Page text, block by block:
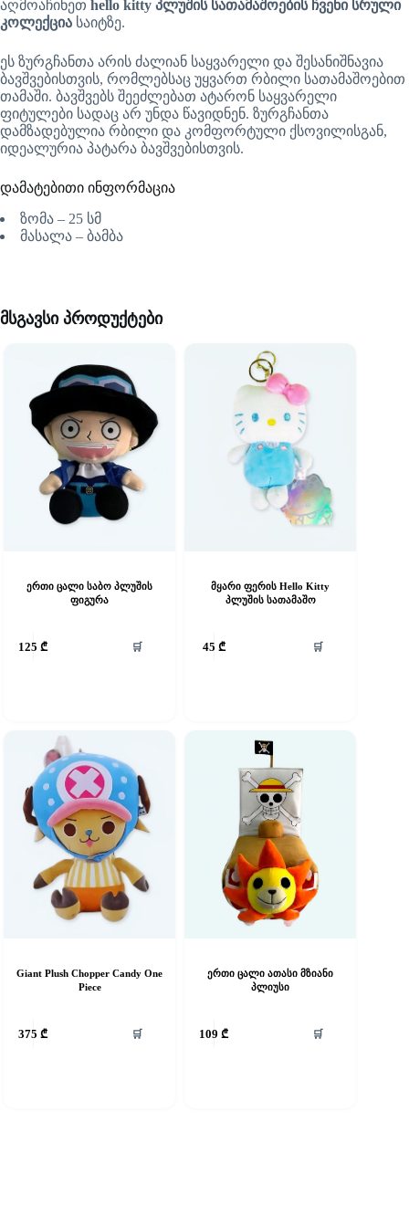
აღმოაჩინეთ hello kitty პლუშის სათამაშოების ჩვენი სრული
კოლექცია საიტზე.
ეს ზურგჩანთა არის ძალიან საყვარელი და შესანიშნავია
ბავშვებისთვის, რომლებსაც უყვართ რბილი სათამაშოებით
თამაში. ბავშვებს შეეძლებათ ატარონ საყვარელი
ფიტულები სადაც არ უნდა წავიდნენ. ზურგჩანთა
დამზადებულია რბილი და კომფორტული ქსოვილისგან,
იდეალურია პატარა ბავშვებისთვის.
დამატებითი ინფორმაცია
ზომა – 25 სმ
მასალა – ბამბა
მსგავსი პროდუქტები
ერთი ცალი საბო პლუშის
ფიგურა
125₾ 🛒
მყარი ფერის Hello Kitty
პლუშის სათამაშო
45 ₾ 🛒
Giant Plush Chopper Candy One
Piece
375₾ 🛒
ერთი ცალი ათასი მზიანი
პლიუსი
109₾ 🛒